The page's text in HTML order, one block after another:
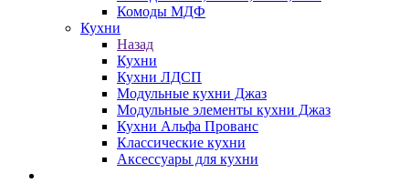
Комоды МДФ
Кухни
Назад
Кухни
Кухни ЛДСП
Модульные кухни Джаз
Модульные элементы кухни Джаз
Кухни Альфа Прованс
Классические кухни
Аксессуары для кухни